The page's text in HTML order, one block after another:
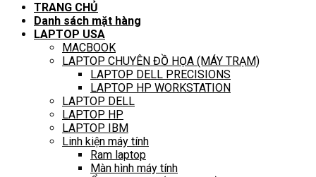
TRANG CHỦ
Danh sách mặt hàng
LAPTOP USA
MACBOOK
LAPTOP CHUYÊN ĐỒ HỌA (MÁY TRẠM)
LAPTOP DELL PRECISIONS
LAPTOP HP WORKSTATION
LAPTOP DELL
LAPTOP HP
LAPTOP IBM
Linh kiện máy tính
Ram laptop
Màn hình máy tính